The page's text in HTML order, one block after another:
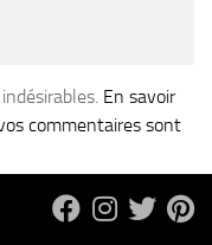
En savoir
commentaires sont